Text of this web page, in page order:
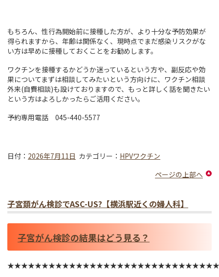
もちろん、性行為開始前に接種した方が、より十分な予防効果が
得られますから、年齢は関係なく、現時点でまだ感染リスクがな
い方は早めに接種しておくことをお勧めします。
ワクチンを接種するかどうか迷っているという方や、副反応や効
果についてまずは相談してみたいという方向けに、ワクチン相談
外来(自費相談)も設けておりますので、もっと詳しく話を聞きたい
という方はよろしかったらご活用ください。
予約専用電話 045-440-5577
日付： 2026年7月11日 カテゴリー： HPVワクチン
ページの上部へ
子宮頚がん検診でASC-US?【横浜駅近くの婦人科】
子宮がん検診の結果はどう見る？